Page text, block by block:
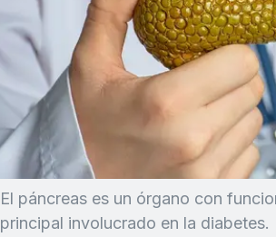
El páncreas es un órgano con
principal involucrado en la diabetes.